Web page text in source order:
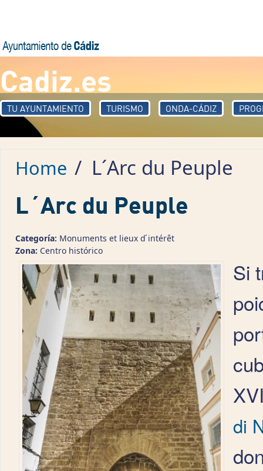
Cadiz.es
TU AYUNTAMIENTO TURISMO ONDA-CÁDIZ
Home / L´Arc du Peuple
L´Arc du Peuple
Categoría: Monuments et lieux d ́intérêt
Zona: Centro histórico
Si
di